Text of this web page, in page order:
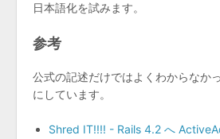
日本語化を試みます。
参考
公式の記述だけではよくわからなか
にしています。
Shred IT!!!! - Rails 4.2 へ